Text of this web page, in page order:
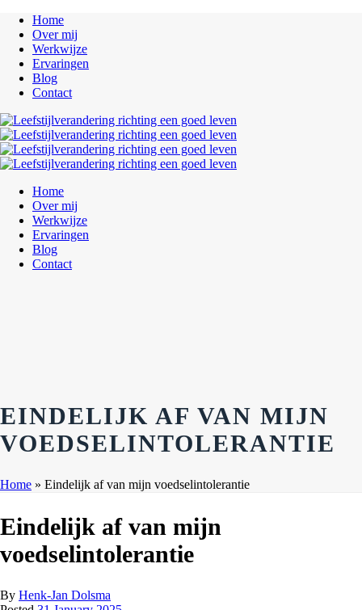
Home
Over mij
Werkwijze
Ervaringen
Blog
Contact
Home
Over mij
Werkwijze
Ervaringen
Blog
Contact
EINDELIJK AF VAN MIJN
VOEDSELINTOLERANTIE
Home » Eindelijk af van mijn voedselintolerantie
Eindelijk af van mijn
voedselintolerantie
By Henk-Jan Dolsma